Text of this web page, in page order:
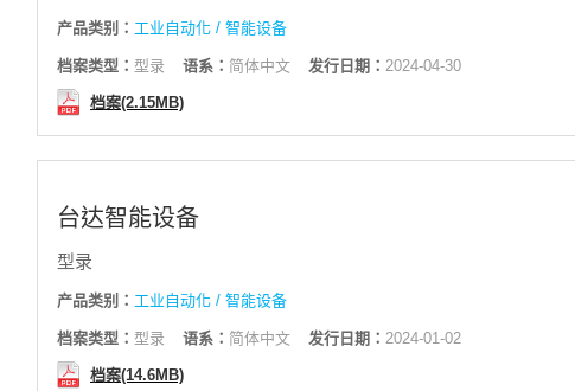
产品类别： 工业自动化 / 智能设备
档案类型： 型录 语系： 简体中文 发行日期： 2024-04-30
档案(2.15MB)
台达智能设备
型录
产品类别： 工业自动化 / 智能设备
档案类型： 型录 语系： 简体中文 发行日期： 2024-01-02
档案(14.6MB)